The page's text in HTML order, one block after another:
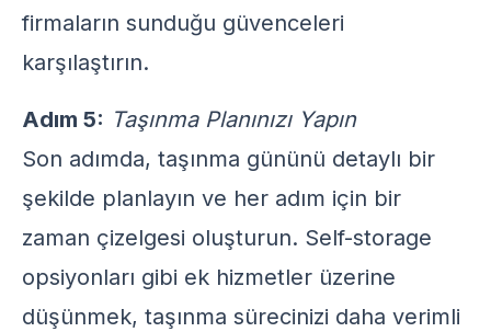
firmaların sunduğu güvenceleri
karşılaştırın.
Adım 5: Taşınma Planınızı Yapın
Son adımda, taşınma gününü detaylı bir
şekilde planlayın ve her adım için bir
zaman çizelgesi oluşturun. Self-storage
opsiyonları gibi ek hizmetler üzerine
düşünmek, taşınma sürecinizi daha verimli